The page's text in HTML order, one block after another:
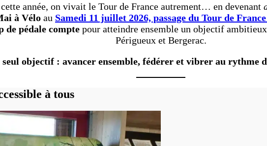
année, on vivait le Tour de France autrement… en devenant
à Vélo au Samedi 11 juillet 2026, passage du Tour de
de pédale comptepour atteindre ensemble un objectif
Périgueux et Bergerac.
seul objectif : avancer ensemble, fédérer et vibrer au rythme
à tous